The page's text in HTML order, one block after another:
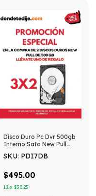
Disco Duro Pc Dvr 500gb
Interno Sata New Pull
SKU: PDI7DB
$495.00
12 x $50.25